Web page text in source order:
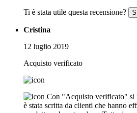
Ti è stata utile questa recensione?
Cristina
12 luglio 2019
Acquisto verificato
Con "Acquisto verificato" si
è stata scritta da clienti che hanno